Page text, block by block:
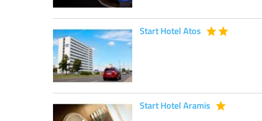
Start Hotel Atos
Start Hotel Aramis